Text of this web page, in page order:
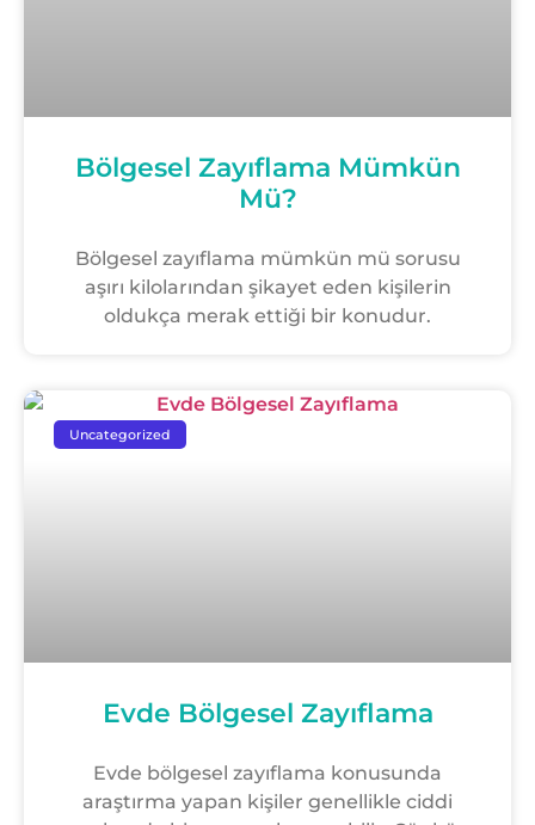
Bölgesel Zayıflama Mümkün
Mü?
Bölgesel zayıflama mümkün mü sorusu
aşırı kilolarından şikayet eden kişilerin
oldukça merak ettiği bir konudur.
Uncategorized
Evde Bölgesel Zayıflama
Evde bölgesel zayıflama konusunda
araştırma yapan kişiler genellikle ciddi